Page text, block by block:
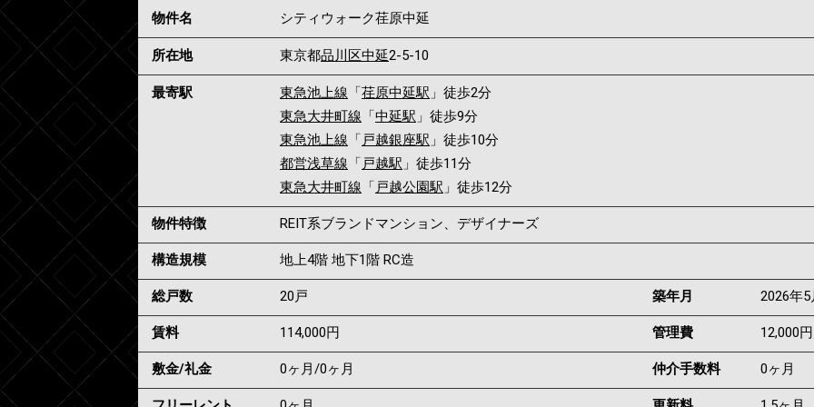
物件名 シティウォーク荏原中延
所在地 東京都品川区中延2-5-10
最寄駅 東急池上線 「荏原中延駅 」徒歩2分
東急大井町線 「中延駅 」徒歩9分
東急池上線 「 戸越銀座駅 」徒歩10分
都営浅草線 「 戸越駅 」徒歩11分
東急大井町線 「 戸越公園駅 」徒歩12分
物件特徴 REIT系ブランドマンション、デザイナーズ
構造規模 地上4階 地下1階 RC造
総戸数 20戸 築年月 2026年5
賃料 114,000円 管理費 12,000円
敷金/礼金 0ヶ月 /0ヶ月 仲介手数料 0ヶ月